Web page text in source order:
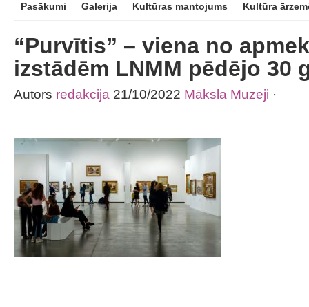
Pasākumi Galerija Kultūras mantojums Kultūra
“Purvītis” – viena no
izstādēm LNMM pēdējo 30
Autors redakcija 21/10/2022 Māksla Muzeji ·